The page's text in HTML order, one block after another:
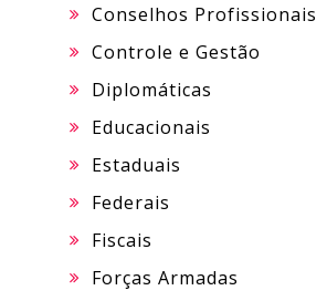
Conselhos Profissionais
Controle e Gestão
Diplomáticas
Educacionais
Estaduais
Federais
Fiscais
Forças Armadas